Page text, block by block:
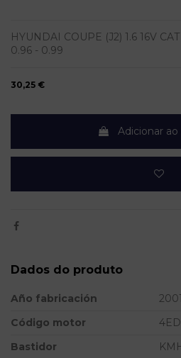
HYUNDAI COUPE (J2) 1.6 16V
0.96 - 0.99
30,25 €
Adicionar ao
Dados do produto
Año fabricación
2001
Código motor
4ED
Bastidor